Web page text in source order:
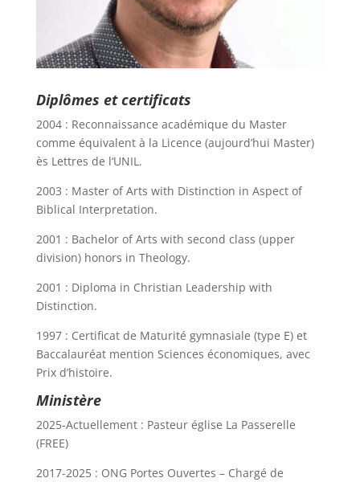
Diplômes et certificats
2004 : Reconnaissance académique du Master
comme équivalent à la Licence (aujourd’hui Master)
ès Lettres de l‘UNIL.
2003 : Master of Arts with Distinction in Aspect of
Biblical Interpretation.
2001 : Bachelor of Arts with second class (upper
division) honors in Theology.
2001 : Diploma in Christian Leadership with
Distinction.
1997 : Certificat de Maturité gymnasiale (type E) et
Baccalauréat mention Sciences économiques, avec
Prix d’histoire.
Ministère
2025-Actuellement : Pasteur église La Passerelle
(FREE)
2017-2025 : ONG Portes Ouvertes – Chargé de